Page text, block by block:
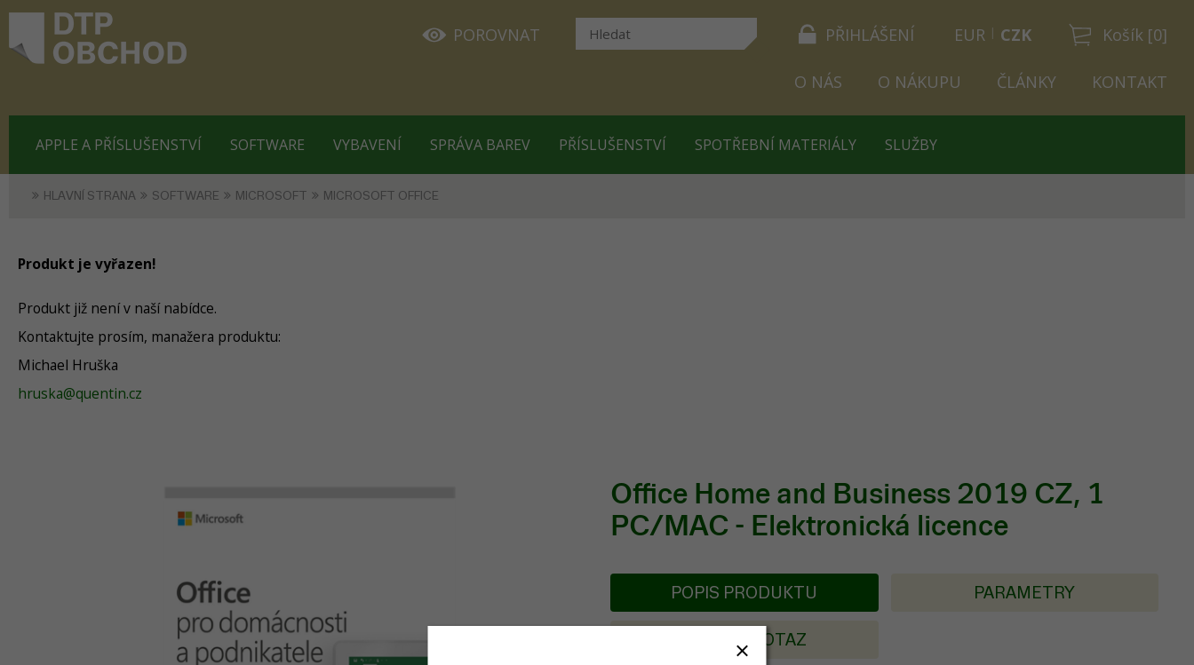
PŘIHLÁŠENÍ Košík [0]
POROVNAT EUR CZK
O NÁS O NÁKUPU ČLÁNKY KONTAKT
APPLE A PŘÍSLUŠENSTVÍ SOFTWARE VYBAVENÍ SPRÁVA BAREV PŘÍSLUŠENSTVÍ SPOTŘEBNÍ MATERIÁLY SLUŽBY
HLAVNÍ STRANA SOFTWARE MICROSOFT MICROSOFT OFFICE
Produkt je vyřazen!
Produkt již není v naší nabídce.
Kontaktujte prosím, manažera produktu:
Michael Hruška
hruska@quentin.cz
Office Home and Business 2019 CZ, 1
PC/MAC - Elektronická licence
POPIS PRODUKTU PARAMETRY
POSLAT DOTAZ